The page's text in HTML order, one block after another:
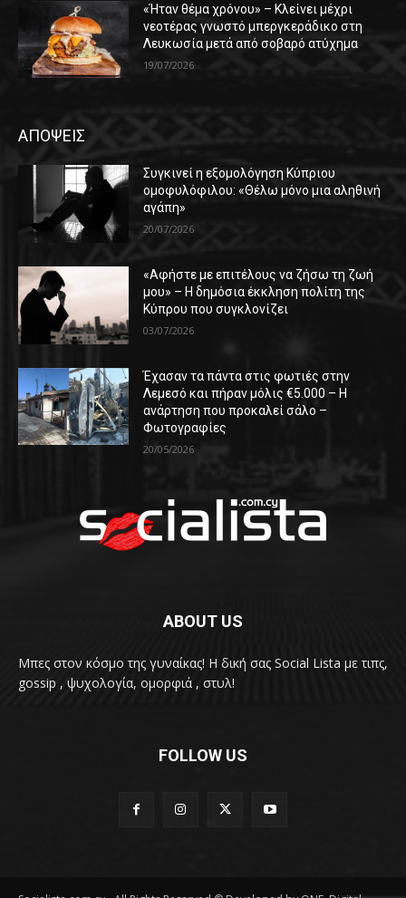
«Ήταν θέμα χρόνου» – Κλείνει μέχρι
νεοτέρας γνωστό μπεργκεράδικο στη
Λευκωσία μετά από σοβαρό ατύχημα
19/07/2026
ΑΠΟΨΕΙΣ
Συγκινεί η εξομολόγηση Κύπριου
ομοφυλόφιλου: «Θέλω μόνο μια αληθινή
αγάπη»
20/07/2026
«Αφήστε με επιτέλους να ζήσω τη ζωή
μου» – Η δημόσια έκκληση πολίτη της
Κύπρου που συγκλονίζει
03/07/2026
Έχασαν τα πάντα στις φωτιές στην
Λεμεσό και πήραν μόλις €5.000 – Η
ανάρτηση που προκαλεί σάλο –
Φωτογραφίες
20/05/2026
ABOUT US
Μπες στον κόσμο της γυναίκας! H δική σας Social Lista με τιπς,
gossip , ψυχολογία, ομορφιά , στυλ!
FOLLOW US